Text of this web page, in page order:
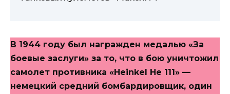
В 1944 году был награжден медалью «За
боевые заслуги» за то, что в бою уничтожил
самолет противника «Heinkel He 111» —
немецкий средний бомбардировщик, один